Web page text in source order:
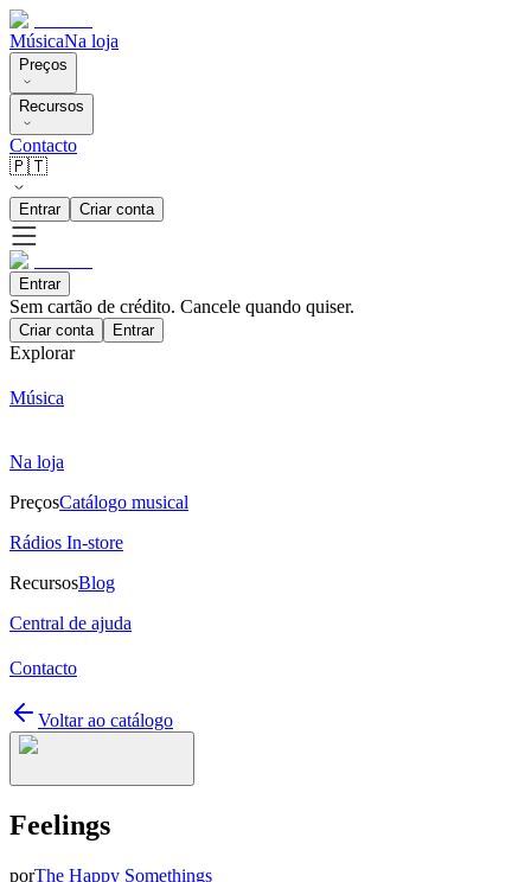
MúsicaNa loja
Preços
Recursos
Contacto
🇵🇹
Entrar Criar conta
Entrar
Sem cartão de crédito. Cancele quando quiser.
Criar conta Entrar
Explorar
Música
Na loja
PreçosCatálogo musical
Rádios In-store
RecursosBlog
Central de ajuda
Contacto
Voltar ao catálogo
Feelings
porThe Happy Somethings